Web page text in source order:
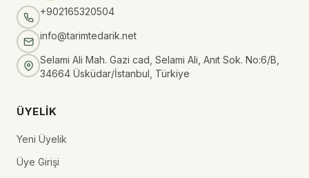
+902165320504
info@tarimtedarik.net
Selami Ali Mah. Gazi cad, Selami Ali, Anıt Sok. No:6/B,
34664 Üsküdar/İstanbul, Türkiye
ÜYELIK
Yeni Üyelik
Üye Girişi